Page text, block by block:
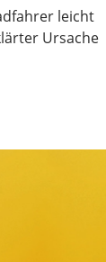
leicht
Ursache